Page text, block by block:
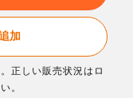
加
正しい販売状況はロ
。